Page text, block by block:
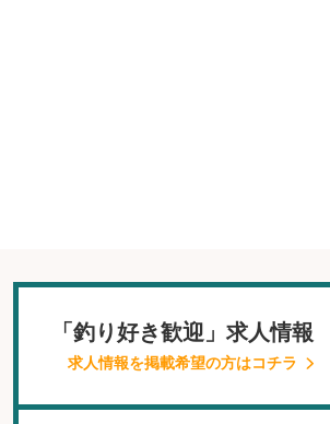
「釣り好き歓迎」求人情報
求人情報を掲載希望の方はコチラ